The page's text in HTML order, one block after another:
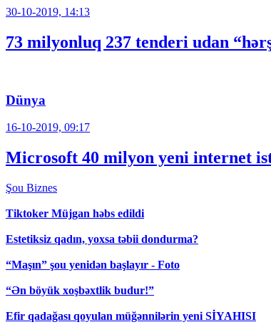
30-10-2019, 14:13
73 milyonluq 237 tenderi udan
Dünya
16-10-2019, 09:17
Microsoft 40 milyon yeni internet
Şou Biznes
Tiktoker Müjgan həbs edildi
Estetiksiz qadın, yoxsa təbii dondurma?
“Maşın” şou yenidən başlayır - Foto
“Ən böyük xoşbəxtlik budur!”
Efir qadağası qoyulan müğənnilərin yeni SİYAHISI